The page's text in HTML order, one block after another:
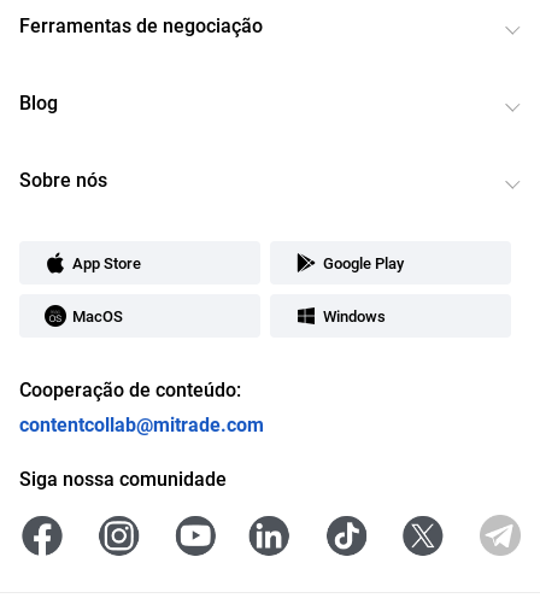
Ferramentas de negociação
Blog
Sobre nós
App Store Google Play
MacOS Windows
Cooperação de conteúdo:
contentcollab@mitrade.com
Siga nossa comunidade